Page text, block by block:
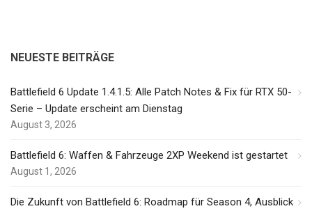
NEUESTE BEITRÄGE
Battlefield 6 Update 1.4.1.5: Alle Patch Notes & Fix für RTX 50-
Serie – Update erscheint am Dienstag
August 3, 2026
Battlefield 6: Waffen & Fahrzeuge 2XP Weekend ist gestartet
August 1, 2026
Die Zukunft von Battlefield 6: Roadmap für Season 4, Ausblick